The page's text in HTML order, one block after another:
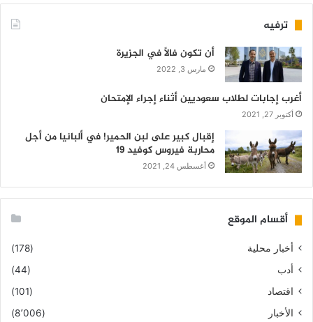
ترفيه
أن تكون فالاً في الجزيرة
مارس 3, 2022
أغرب إجابات لطلاب سعوديين أثناء إجراء الإمتحان
أكتوبر 27, 2021
إقبال كبير على لبن الحمير! في ألبانيا من أجل
محاربة فيروس كوفيد 19
أغسطس 24, 2021
أقسام الموقع
أخبار محلية
(178)
أدب
(44)
اقتصاد
(101)
الأخبار
(8٬006)